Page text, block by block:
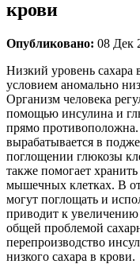
крови
Опубликовано: 08 Дек
Низкий уровень сахара
условием аномально
Организм человека
помощью инсулина и
прямо
вырабатывается в
поглощении глюкозы
также помогает
мышечных клетках. В
могут поглощать и
приводит к увеличению
общей проблемой
перепроизводство
низкого сахара в крови.